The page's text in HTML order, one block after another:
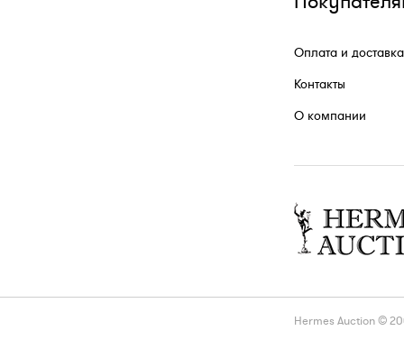
Оплата и доставка
Контакты
О компании
Hermes Auction ©